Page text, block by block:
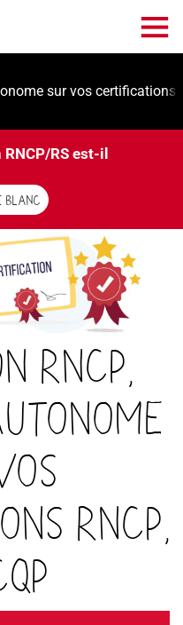
sur vos certifications
RS est-il
BLANC
RNCP,
RNCP,